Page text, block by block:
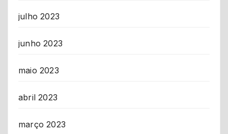
julho 2023
junho 2023
maio 2023
abril 2023
março 2023